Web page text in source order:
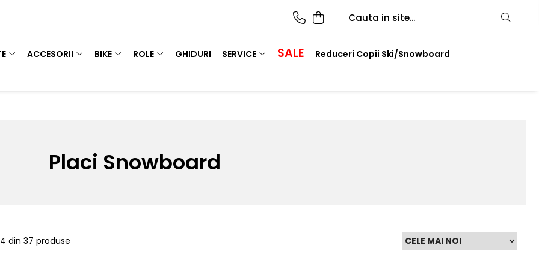
ACCESORII BIKE ROLE GHIDURI SERVICE SALE Reduceri Copii Ski/Snowboard
Placi Snowboard
din 37 produse